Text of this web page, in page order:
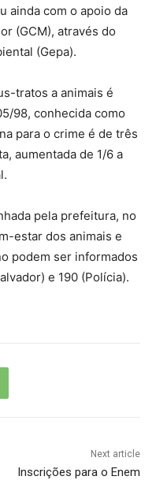
ainda com o apoio da
(GCM), através do
(Gepa).
tratos a animais é
98, conhecida como
para o crime é de três
aumentada de 1/6 a
pela prefeitura, no
estar dos animais e
podem ser informados
e 190 (Polícia).
Next article
Inscrições para o Enem